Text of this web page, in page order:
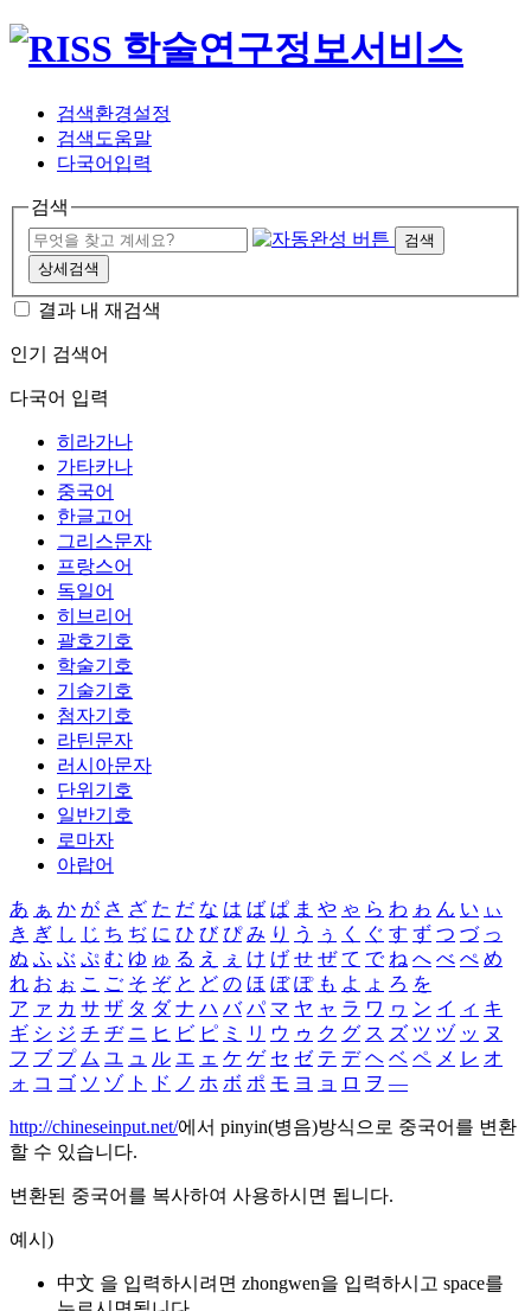
검색환경설정
검색도움말
다국어입력
검색
검색
상세검색
결과 내 재검색
인기 검색어
다국어 입력
히라가나
가타카나
중국어
한글고어
그리스문자
프랑스어
독일어
히브리어
괄호기호
학술기호
기술기호
첨자기호
라틴문자
러시아문자
단위기호
일반기호
로마자
아랍어
あ ぁ か が さ ざ た だ な は ば ぱ ま や ゃ ら わ ゎ ん い ぃ
き ぎ し じ ち ぢ に ひ び ぴ み り う ぅ く ぐ す ず つ づ っ
ぬ ふ ぶ ぷ む ゆ ゅ る え ぇ け げ せ ぜ て で ね へ べ ぺ め
れ お ぉ こ ご そ ぞ と ど の ほ ぼ ぽ も よ ょ ろ を
ア ァ カ サ ザ タ ダ ナ ハ バ パ マ ヤ ャ ラ ワ ヮ ン イ ィ キ
ギ シ ジ チ ヂ ニ ヒ ビ ピ ミ リ ウ ゥ ク グ ス ズ ツ ヅ ッ ヌ
フ ブ プ ム ユ ュ ル エ ェ ケ ゲ セ ゼ テ デ ヘ ベ ペ メ レ オ
ォ コ ゴ ソ ゾ ト ド ノ ホ ボ ポ モ ヨ ョ ロ ヲ ―
http://chineseinput.net/에서 pinyin(병음)방식으로 중국어를 변환
할 수 있습니다.
변환된 중국어를 복사하여 사용하시면 됩니다.
예시)
中文 을 입력하시려면 zhongwen을 입력하시고 space를